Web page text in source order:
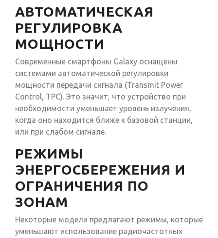
АВТОМАТИЧЕСКАЯ
РЕГУЛИРОВКА
МОЩНОСТИ
Современные смартфоны Galaxy оснащены
системами автоматической регулировки
мощности передачи сигнала (Transmit Power
Control, TPC). Это значит, что устройство при
необходимости уменьшает уровень излучения,
когда оно находится ближе к базовой станции,
или при слабом сигнале.
РЕЖИМЫ
ЭНЕРГОСБЕРЕЖЕНИЯ И
ОГРАНИЧЕНИЯ ПО
ЗОНАМ
Некоторые модели предлагают режимы, которые
уменьшают использование радиочастотных